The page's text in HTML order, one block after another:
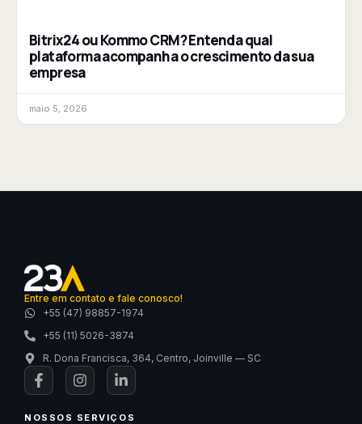
Bitrix24 ou Kommo CRM? Entenda qual
plataforma acompanha o crescimento da sua
empresa
maio 5, 2026
Entre em contato e fale conosco!
+55 (47) 98857-1974
+55 (11) 5026-3874
R. Dona Francisca, 364, Centro, Joinville — SC
NOSSOS SERVIÇOS